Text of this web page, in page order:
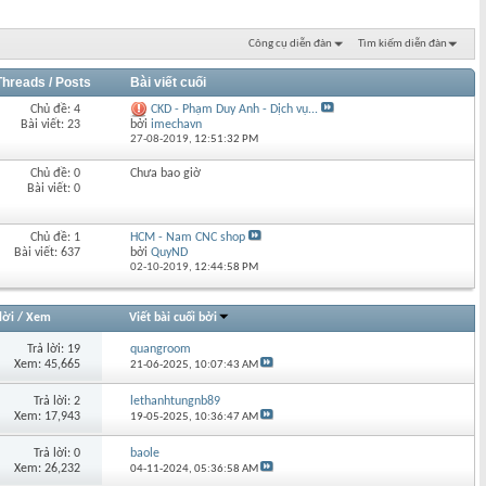
Công cụ diễn đàn Tìm kiếm diễn đàn
/ Posts Bài viết cuối
Chủ đề: 4
Bài viết: 23
CKD - Phạm Duy Anh - Dịch vụ...
bởiimechavn
27-08-2019, 12:51:32 PM
Chủ đề: 0
Bài viết: 0
Chưa bao giờ
Chủ đề: 1
Bài viết: 637
HCM - Nam CNC shop
bởiQuyND
02-10-2019, 12:44:58 PM
/ Xem Viết bài cuối bởi
Trả lời: 19
Xem: 45,665
quangroom
21-06-2025, 10:07:43 AM
Trả lời: 2
Xem: 17,943
lethanhtungnb89
19-05-2025, 10:36:47 AM
Trả lời: 0
Xem: 26,232
baole
04-11-2024,05:36:58 AM